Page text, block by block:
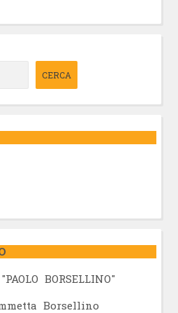
CERCA
BORSELLINO"
Borsellino